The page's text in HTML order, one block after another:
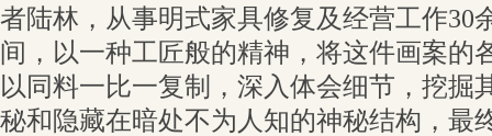
者陆林，从事明式家具修复及经营工作30
间，以一种工匠般的精神，将这件画案的
以同料一比一复制，深入体会细节，挖掘
秘和隐藏在暗处不为人知的神秘结构，最